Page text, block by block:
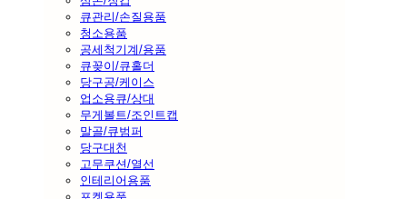
큐관리/손질용품
청소용품
공세척기계/용품
큐꽂이/큐홀더
당구공/케이스
업소용큐/상대
무게볼트/조인트캡
말골/큐범퍼
당구대천
고무쿠션/열선
인테리어용품